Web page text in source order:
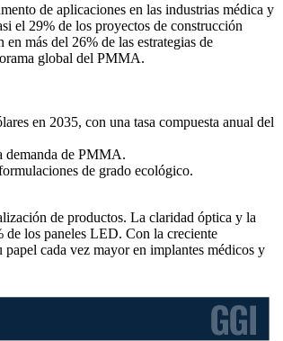
de aplicaciones en las industrias médica y
el 29% de los proyectos de construcción
más del 26% de las estrategias de
global del PMMA.
en 2035, con una tasa compuesta anual del
demanda de PMMA.
de grado ecológico.
de productos. La claridad óptica y la
de los paneles LED. Con la creciente
cada vez mayor en implantes médicos y